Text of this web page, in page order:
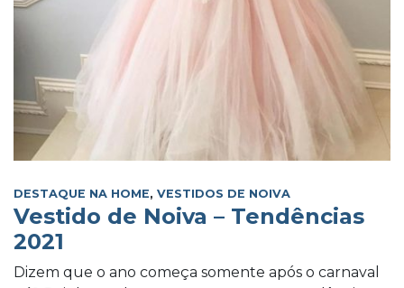
DESTAQUE NA HOME, VESTIDOS DE NOIVA
Vestido de Noiva – Tendências
2021
Dizem que o ano começa somente após o carnaval